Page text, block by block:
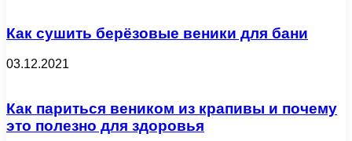
Как сушить берёзовые веники для бани
03.12.2021
Как париться веником из крапивы и почему
это полезно для здоровья